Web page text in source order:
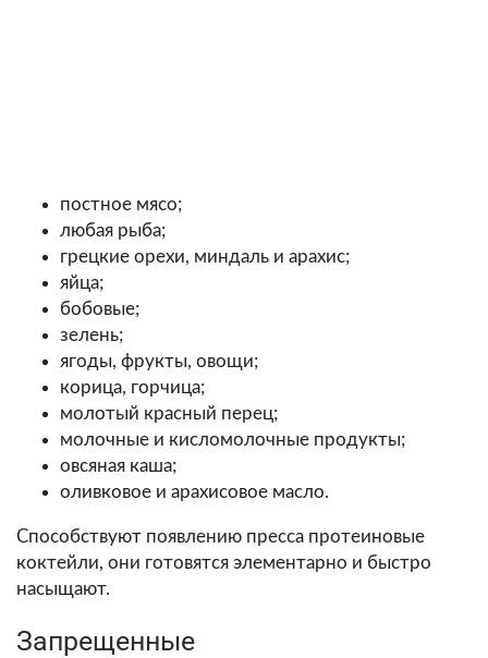
постное мясо;
любая рыба;
грецкие орехи, миндаль и арахис;
яйца;
бобовые;
зелень;
ягоды, фрукты, овощи;
корица, горчица;
молотый красный перец;
молочные и кисломолочные продукты;
овсяная каша;
оливковое и арахисовое масло.
Способствуют появлению пресса протеиновые
коктейли, они готовятся элементарно и быстро
насыщают.
Запрещенные